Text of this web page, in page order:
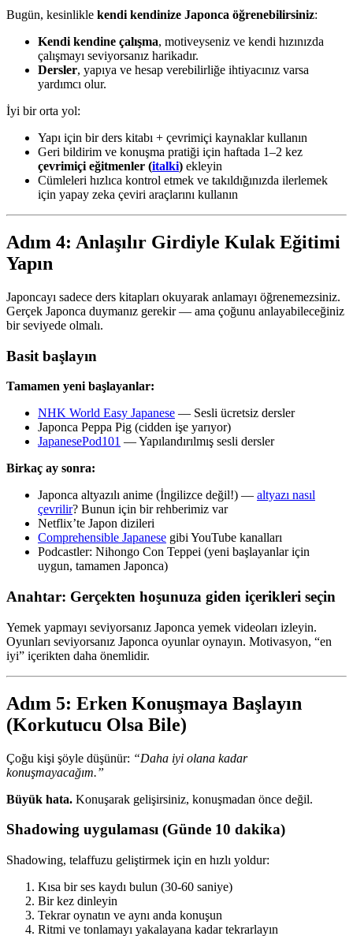
Bugün, kesinlikle kendi kendinize Japonca öğrenebilirsiniz:
Kendi kendine çalışma, motiveyseniz ve kendi hızınızda
çalışmayı seviyorsanız harikadır.
Dersler, yapıya ve hesap verebilirliğe ihtiyacınız varsa
yardımcı olur.
İyi bir orta yol:
Yapı için bir ders kitabı + çevrimiçi kaynaklar kullanın
Geri bildirim ve konuşma pratiği için haftada 1–2 kez
çevrimiçi eğitmenler (italki) ekleyin
Cümleleri hızlıca kontrol etmek ve takıldığınızda ilerlemek
için yapay zeka çeviri araçlarını kullanın
Adım 4: Anlaşılır Girdiyle Kulak Eğitimi
Yapın
Japoncayı sadece ders kitapları okuyarak anlamayı öğrenemezsiniz.
Gerçek Japonca duymanız gerekir — ama çoğunu anlayabileceğiniz
bir seviyede olmalı.
Basit başlayın
Tamamen yeni başlayanlar:
NHK World Easy Japanese — Sesli ücretsiz dersler
Japonca Peppa Pig (cidden işe yarıyor)
JapanesePod101 — Yapılandırılmış sesli dersler
Birkaç ay sonra:
Japonca altyazılı anime (İngilizce değil!) — altyazı nasıl
çevrilir? Bunun için bir rehberimiz var
Netflix’te Japon dizileri
Comprehensible Japanese gibi YouTube kanalları
Podcastler: Nihongo Con Teppei (yeni başlayanlar için
uygun, tamamen Japonca)
Anahtar: Gerçekten hoşunuza giden içerikleri seçin
Yemek yapmayı seviyorsanız Japonca yemek videoları izleyin.
Oyunları seviyorsanız Japonca oyunlar oynayın. Motivasyon, “en
iyi” içerikten daha önemlidir.
Adım 5: Erken Konuşmaya Başlayın
(Korkutucu Olsa Bile)
Çoğu kişi şöyle düşünür: “Daha iyi olana kadar
konuşmayacağım.”
Büyük hata. Konuşarak gelişirsiniz, konuşmadan önce değil.
Shadowing uygulaması (Günde 10 dakika)
Shadowing, telaffuzu geliştirmek için en hızlı yoldur:
Kısa bir ses kaydı bulun (30-60 saniye)
Bir kez dinleyin
Tekrar oynatın ve aynı anda konuşun
Ritmi ve tonlamayı yakalayana kadar tekrarlayın